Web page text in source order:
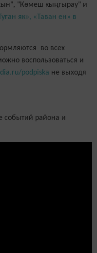
"Көмеш кыңгырау" и
як», «Таван ен» в
во всех
воспользоваться и
podpiska не выходя
событий района и